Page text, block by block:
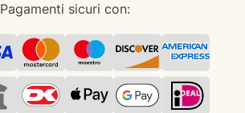
Pagamenti sicuri con: